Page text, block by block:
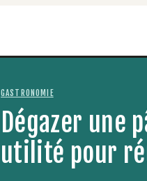
GASTRONOMIE
Dégazer une
utilité pour